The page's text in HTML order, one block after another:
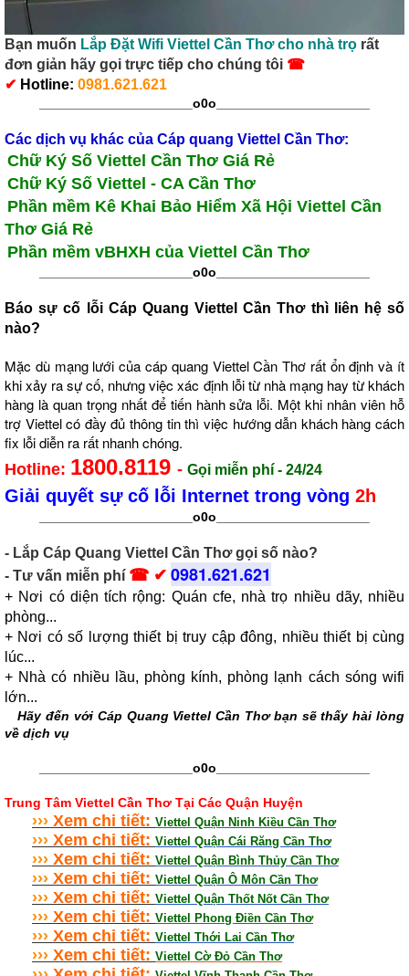
Bạn muốn Lắp Đặt Wifi Viettel Cần Thơ cho nhà trọ rất
đơn giản hãy gọi trực tiếp cho chúng tôi ☎
✔ Hotline: 0981.621.621
_____________________o0o
Các dịch vụ khác của Cáp quang Viettel Cần Thơ:
Chữ Ký Số Viettel Cần Thơ Giá Rẻ
Chữ Ký Số Viettel - CA Cần Thơ
Phần mềm Kê Khai Bảo Hiểm Xã Hội Viettel Cần
Thơ Giá Rẻ
Phần mềm vBHXH của Viettel Cần Thơ
_____________________o0o
Báo sự cố lỗi Cáp Quang Viettel Cần Thơthì liên hệ số
nào?
Mặc dù mạng lưới của cáp quang Viettel Cần Thơ rất ổn định và ít
khi xảy ra sự cố, nhưng việc xác định lỗi từ nhà mạng hay từ khách
hàng là quan trọng nhất để tiến hành sửa lỗi. Một khi nhân viên hỗ
trợ Viettelcó đầy đủ thông tin thì việc hướng dẫn khách hàng cách
fix lỗi diễn ra rất nhanh chóng.
Hotline: 1800.8119 - Gọi miễn phí - 24/24
Giải quyết sự cố lỗi Internet trong vòng 2h
_____________________o0o
- Lắp Cáp Quang Viettel Cần Thơ gọi số nào?
- Tư vấn miễn phí ☎ ✔ 0981.621.621
+ Nơi có diện tích rộng: Quán cfe, nhà trọ nhiều dãy, nhiều
phòng...
+ Nơi có số lượng thiết bị truy cập đông, nhiều thiết bị cùng
lúc...
+ Nhà có nhiều lầu, phòng kính, phòng lạnh cách sóng wifi
lớn...
Hãy đến với Cáp Quang Viettel Cần Thơbạn sẽ thấy hài lòng
về dịch vụ
_____________________o0o
Trung Tâm Viettel Cần Thơ Tại Các Quận Huyện
››› Xem chi tiết: Viettel Quận Ninh Kiều Cần Thơ
››› Xem chi tiết: Viettel Quận Cái Răng Cần Thơ
››› Xem chi tiết: Viettel Quận Bình Thủy Cần Thơ
››› Xem chi tiết: Viettel Quận Ô Môn Cần Thơ
››› Xem chi tiết: Viettel Quận Thốt Nốt Cần Thơ
››› Xem chi tiết: Viettel Phong Điền Cần Thơ
››› Xem chi tiết: Viettel Thới Lai Cần Thơ
››› Xem chi tiết: Viettel Cờ Đỏ Cần Thơ